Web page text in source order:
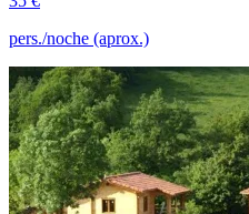
pers./noche (aprox.)